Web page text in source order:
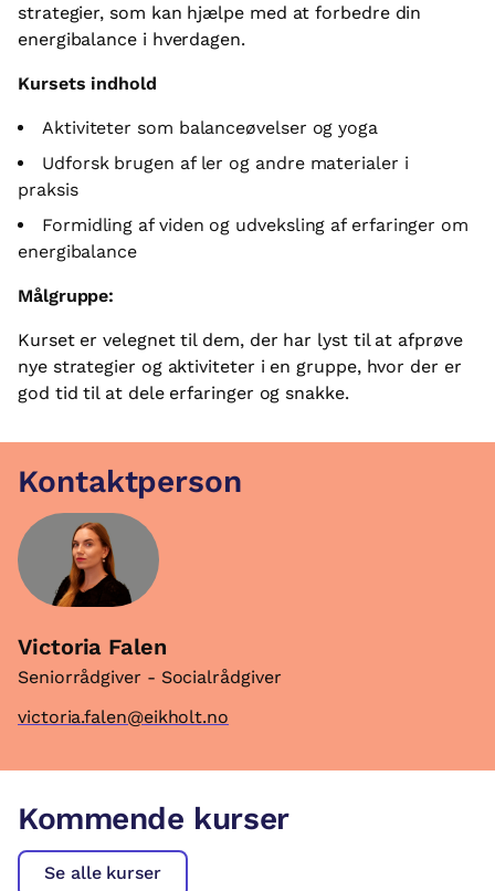
strategier, som kan hjælpe med at forbedre din
energibalance i hverdagen.
Kursets indhold
Aktiviteter som balanceøvelser og yoga
Udforsk brugen af ler og andre materialer i
praksis
Formidling af viden og udveksling af erfaringer om
energibalance
Målgruppe:
Kurset er velegnet til dem, der har lyst til at afprøve
nye strategier og aktiviteter i en gruppe, hvor der er
god tid til at dele erfaringer og snakke.
Kontaktperson
Victoria Falen
Seniorrådgiver - Socialrådgiver
victoria.falen@eikholt.no
Kommende kurser
Se alle kurser